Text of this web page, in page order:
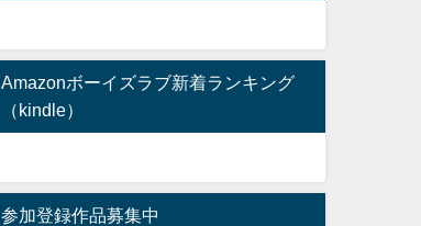
Amazonボーイズラブ新着ランキング
（kindle）
参加登録作品募集中